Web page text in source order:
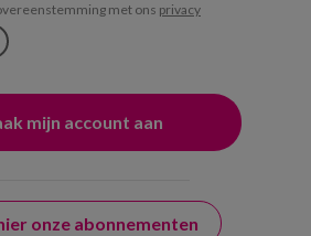
met ons privacy
onze abonnementen